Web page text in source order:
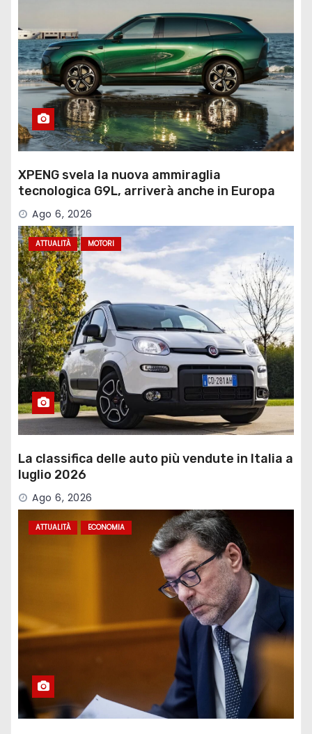
XPENG svela la nuova ammiraglia
tecnologica G9L, arriverà anche in Europa
Ago 6, 2026
ATTUALITÀ MOTORI
La classifica delle auto più vendute in Italia a
luglio 2026
Ago 6, 2026
ATTUALITÀ ECONOMIA